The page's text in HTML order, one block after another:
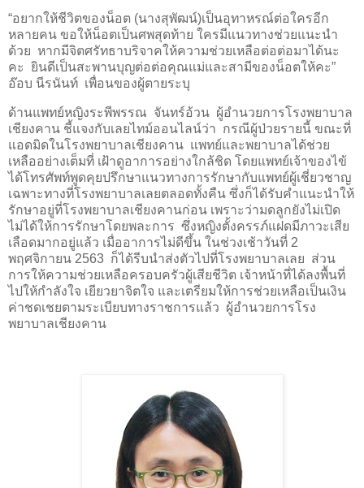
“อยากให้ชีวิตของน็อต (นางสุพัฒน์)เป็นอุทาหรณ์ต่อใครอีก
หลายคน ขอให้น็อตเป็นศพสุดท้าย ใครมีแนวทางช่วยแนะนำ
ด้วย หากมีจิตศรัทธาบริจาคให้ความช่วยเหลือต่อต่อมาได้นะ
คะ ยินดีเป็นสะพานบุญต่อต่อคุณแม่และสามีของน็อตให้คะ”
อ๊อบ นีรนันท์ เพื่อนของผู้ตายระบุ
ด้านแพทย์หญิงระพีพรรณ จันทร์อ้วน ผู้อำนวยการโรงพยาบาล
เชียงคาน ชี้แจงกับเลยไทม์ออนไลน์ว่า กรณีผู้ป่วยรายนี้ ขณะที่
แอดมิดในโรงพยาบาลเชียงคาน แพทย์และพยาบาลได้ช่วย
เหลืออย่างเต็มที่ เฝ้าดูอาการอย่างใกล้ชิด โดยแพทย์เจ้าของไข้
ได้โทรศัพท์พูดคุยปรึกษาแนวทางการรักษากับแพทย์ผู้เชี่ยวชาญ
เฉพาะทางที่โรงพยาบาลเลยตลอดทั้งคืน ซึ่งก็ได้รับคำแนะนำให้
รักษาอยู่ที่โรงพยาบาลเชียงคานก่อน เพราะว่ามดลูกยังไม่เปิด
ไม่ได้ให้การรักษาโดยพละการ ซึ่งหญิงตั้งครรภ์แฝดมีภาวะเสีย
เลือดมากอยู่แล้ว เมื่ออาการไม่ดีขึ้น ในช่วงเช้าวันที่ 2
พฤศจิกายน 2563 ก็ได้รีบนำส่งตัวไปที่โรงพยาบาลเลย ส่วน
การให้ความช่วยเหลือครอบครัวผู้เสียชีวิต เจ้าหน้าที่ได้ลงพื้นที่
ไปให้กำลังใจ เยียวยาจิตใจ และเตรียมให้การช่วยเหลือเป็นเงิน
ค่าชดเชยตามระเบียบทางราชการแล้ว ผู้อำนวยการโรง
พยาบาลเชียงคาน